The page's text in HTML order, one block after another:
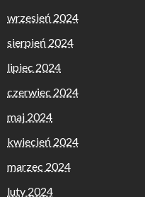
wrzesień 2024
sierpień 2024
lipiec 2024
czerwiec 2024
maj 2024
kwiecień 2024
marzec 2024
luty 2024